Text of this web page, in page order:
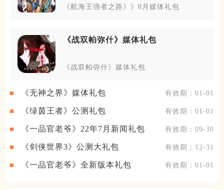
《航海王强者之路》》8月媒体礼包
《战双帕弥什》媒体礼包
《战双帕弥什》媒体礼包
《无神之界》媒体礼包 有效期：01-01
《绿茵王者》公测礼包 有效期：01-01
《一品官老爷》22年7月新闻礼包 有效期：09-30
《剑侠世界3》公测大礼包 有效期：12-31
《一品官老爷》全新版本礼包 有效期：01-01